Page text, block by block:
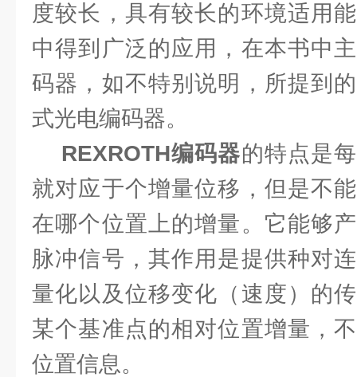
度较长，具有较长的环境适用
中得到广泛的应用，在本书中
码器，如不特别说明，所提到
式光电编码器。
REXROTH编码器的特点是
就对应于个增量位移，但是不
在哪个位置上的增量。它能够
脉冲信号，其作用是提供种对
量化以及位移变化（速度）的
某个基准点的相对位置增量，
位置信息。